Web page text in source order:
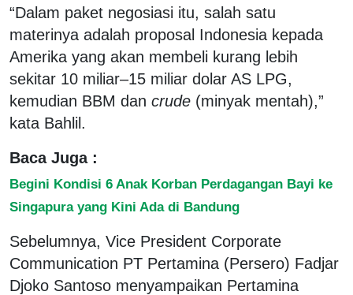
“Dalam paket negosiasi itu, salah satu
materinya adalah proposal Indonesia kepada
Amerika yang akan membeli kurang lebih
sekitar 10 miliar–15 miliar dolar AS LPG,
kemudian BBM dan crude (minyak mentah),”
kata Bahlil.
Baca Juga :
Begini Kondisi 6 Anak Korban Perdagangan Bayi ke
Singapura yang Kini Ada di Bandung
Sebelumnya, Vice President Corporate
Communication PT Pertamina (Persero) Fadjar
Djoko Santoso menyampaikan Pertamina